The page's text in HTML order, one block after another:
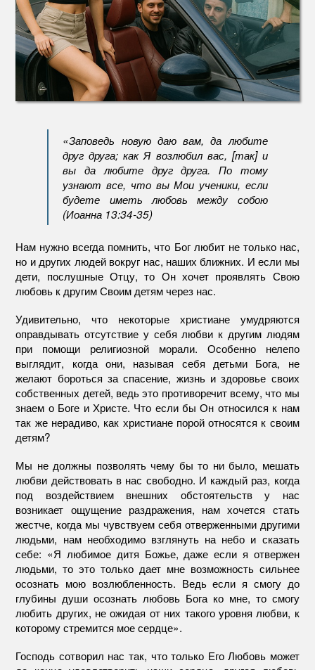
«Заповедь новую даю вам, да любите
друг друга; как Я возлюбил вас, [так] и
вы да любите друг друга. По тому
узнают все, что вы Мои ученики, если
будете иметь любовь между собою
(Иоанна 13:34-35)
Нам нужно всегда помнить, что Бог любит не только нас,
но и других людей вокруг нас, наших ближних. И если мы
дети, послушные Отцу, то Он хочет проявлять Свою
любовь к другим Своим детям через нас.
Удивительно, что некоторые христиане умудряются
оправдывать отсутствие у себя любви к другим людям
при помощи религиозной морали. Особенно нелепо
выглядит, когда они, называя себя детьми Бога, не
желают бороться за спасение, жизнь и здоровье своих
собственных детей, ведь это противоречит всему, что мы
знаем о Боге и Христе. Что если бы Он относился к нам
так же нерадиво, как христиане порой относятся к своим
детям?
Мы не должны позволять чему бы то ни было, мешать
любви действовать в нас свободно. И каждый раз, когда
под воздействием внешних обстоятельств у нас
возникает ощущение раздражения, нам хочется стать
жестче, когда мы чувствуем себя отверженными другими
людьми, нам необходимо взглянуть на небо и сказать
себе: «Я любимое дитя Божье, даже если я отвержен
людьми, то это только дает мне возможность сильнее
осознать мою возлюбленность. Ведь если я смогу до
глубины души осознать любовь Бога ко мне, то смогу
любить других, не ожидая от них такого уровня любви, к
которому стремится мое сердце».
Господь сотворил нас так, что только Его Любовь может